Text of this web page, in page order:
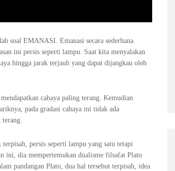
soal EMANASI. Emanasi secara sederhana
ini persis seperti lampu. Saat kita menyalakan
hingga jarak terjauh yang dapat dijangkau oleh
cahaya paling terang. Kemudian
pada gradasi cahaya ini tidak ada
terang.
persis seperti lampu yang satu tetapi
ini, dia mempertemukan dualisme filsafat Plato
pandangan Plato, dua hal tersebut terpisah, idea